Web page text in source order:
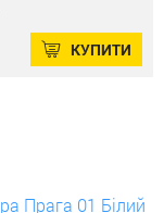
КУПИТИ